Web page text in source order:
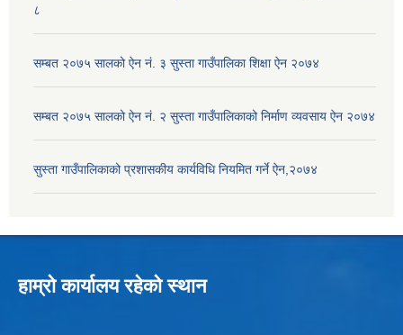
८
सम्बत २०७५ सालको ऐन नं. ३ सुस्ता गाउँपालिका शिक्षा ऐन २०७४
सम्बत २०७५ सालको ऐन नं. २ सुस्ता गाउँपालिकाको निर्माण व्यवसाय ऐन २०७४
सुस्ता गाउँपालिकाको प्रशासकीय कार्यविधि नियमित गर्ने ऐन,२०७४
हाम्रो कार्यालय रहेको स्थान